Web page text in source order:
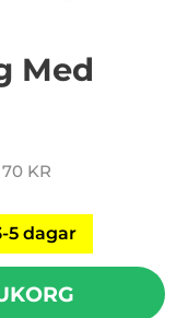
Med
KR
5 dagar